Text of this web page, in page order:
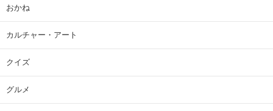
おかね
カルチャー・アート
クイズ
グルメ